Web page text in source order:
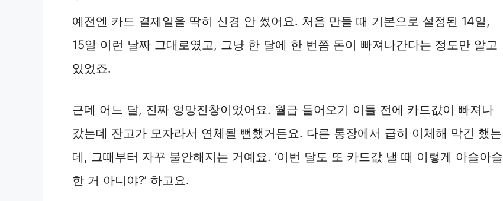
예전엔 카드 결제일을 딱히 신경 안 썼어요. 처음 만들 때 기본으로 설정된 14일,
15일 이런 날짜 그대로였고, 그냥 한 달에 한 번쯤 돈이 빠져나간다는 정도만 알고
있었죠.
근데 어느 달, 진짜 엉망진창이었어요. 월급 들어오기 이틀 전에 카드값이 빠져나
갔는데 잔고가 모자라서 연체될 뻔했거든요. 다른 통장에서 급히 이체해 막긴 했는
데, 그때부터 자꾸 불안해지는 거예요. ‘이번 달도 또 카드값 낼 때 이렇게 아슬아슬
한 거 아니야?’ 하고요.